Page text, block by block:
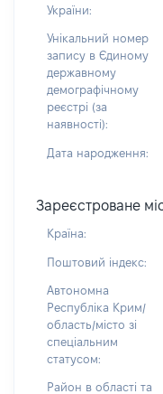
України:
Унікальний номер
запису в Єдиному
державному
демографічному
реєстрі (за
наявності):
Дата народження:
Зареєстроване
Країна:
Поштовий індекс:
Автономна
Республіка Крим/
область/місто зі
спеціальним
статусом:
Район в області та